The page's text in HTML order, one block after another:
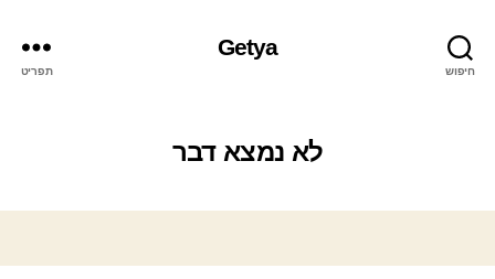
חיפוש
Getya
תפריט
לא נמצא דבר